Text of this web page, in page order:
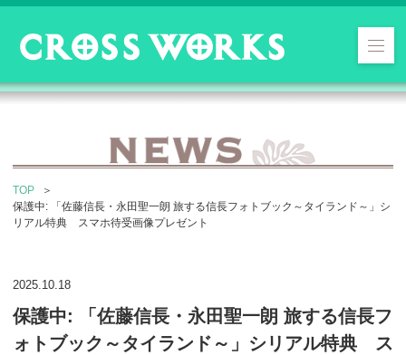
TOP
保護中: 「佐藤信長・永田聖一朗 旅する信長フォトブック～タイランド～」シ
リアル特典 スマホ待受画像プレゼント
2025.10.18
保護中: 「佐藤信長・永田聖一朗 旅する信長フ
ォトブック～タイランド～」シリアル特典 ス